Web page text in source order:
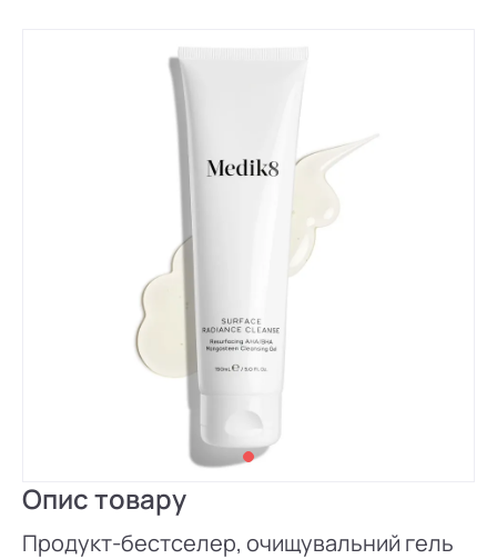
Опис товару
Продукт-бестселер, очищувальний гель